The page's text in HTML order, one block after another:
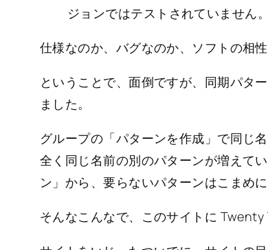
ジョンではテストされていません。
仕様なのか、バグなのか、ソフトの相
ということで、面倒ですが、同期パタ
ました。
グループの「パターンを作成」で同じ
全く同じ名前の別のパターンが増えて
ン」から、要らないパターンはこまめ
そんなこんなで、このサイトに